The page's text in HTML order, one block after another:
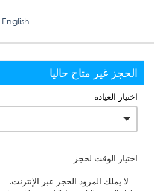
English
الحجز غير متاح حاليا
اختيار العيادة
اختيار الوقت لحجز
لا يملك المزود الحجز عبر الإنترنت.